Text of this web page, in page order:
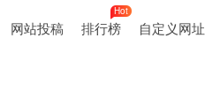
网站投稿 排行榜
Hot
自定义网址